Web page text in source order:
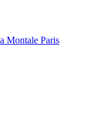
Montale Paris